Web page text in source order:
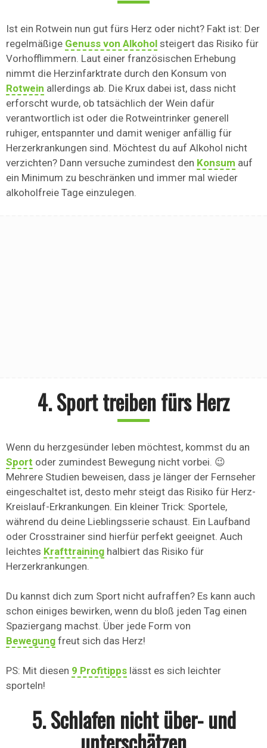
Ist ein Rotwein nun gut fürs Herz oder nicht? Fakt ist: Der
regelmäßige Genuss von Alkohol steigert das Risiko für
Vorhofflimmern. Laut einer französischen Erhebung
nimmt die Herzinfarktrate durch den Konsum von
Rotwein allerdings ab. Die Krux dabei ist, dass nicht
erforscht wurde, ob tatsächlich der Wein dafür
verantwortlich ist oder die Rotweintrinker generell
ruhiger, entspannter und damit weniger anfällig für
Herzerkrankungen sind. Möchtest du auf Alkohol nicht
verzichten? Dann versuche zumindest den Konsum auf
ein Minimum zu beschränken und immer mal wieder
alkoholfreie Tage einzulegen.
4. Sport treiben fürs Herz
Wenn du herzgesünder leben möchtest, kommst du an
Sport oder zumindest Bewegung nicht vorbei. 😉
Mehrere Studien beweisen, dass je länger der Fernseher
eingeschaltet ist, desto mehr steigt das Risiko für Herz-
Kreislauf-Erkrankungen. Ein kleiner Trick: Sportele,
während du deine Lieblingsserie schaust. Ein Laufband
oder Crosstrainer sind hierfür perfekt geeignet. Auch
leichtes Krafttraining halbiert das Risiko für
Herzerkrankungen.
Du kannst dich zum Sport nicht aufraffen? Es kann auch
schon einiges bewirken, wenn du bloß jeden Tag einen
Spaziergang machst. Über jede Form von
Bewegung freut sich das Herz!
PS: Mit diesen 9 Profitipps lässt es sich leichter
sporteln!
5. Schlafen nicht über- und